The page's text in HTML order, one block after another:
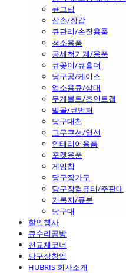
큐그립
삼손/장갑
큐관리/손질용품
청소용품
공세척기계/용품
큐꽂이/큐홀더
당구공/케이스
업소용큐/상대
무게볼트/조인트캡
말골/큐범퍼
당구대천
고무쿠션/열선
인테리어용품
포켓용품
게임칩
당구장가구
당구장컴퓨터/주판대
기록지/큐분
당구대
할인행사
큐수리공방
천교체코너
당구장창업
HUBRIS 회사소개